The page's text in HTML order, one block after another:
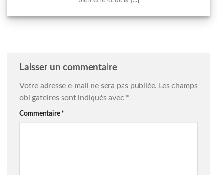
Laisser un commentaire
Votre adresse e-mail ne sera pas publiée. Les champs
obligatoires sont indiqués avec *
Commentaire *